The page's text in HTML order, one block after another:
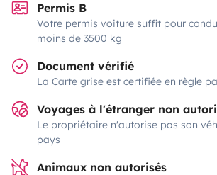
Permis B
Votre permis voiture suffit pour
moins de 3500 kg
Document vérifié
La Carte grise est certifiée en règle
Voyages à l'étranger non
Le propriétaire n'autorise pas son
pays
Animaux non autorisés